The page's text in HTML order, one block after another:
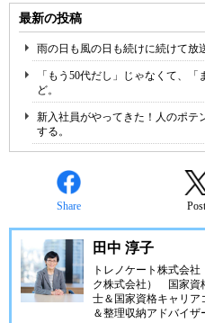
最新の投稿
雨の日も風の日も続けに続けて放
「もう50代だし」じゃなくて、
ど。
新入社員がやってきた！人のポテ
する。
Share Post
田中 淳子
トレノケート株式会
ク株式会社）
国家資
士＆国家資格キャリア
＆整理収納アドバイ